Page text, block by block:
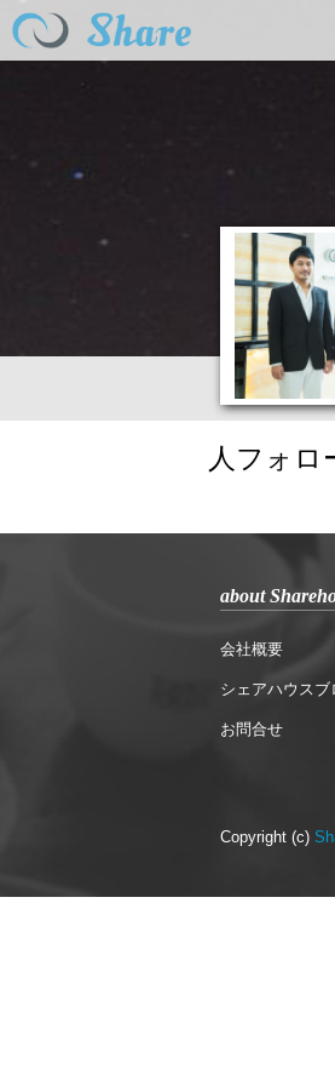
人フォロ
about
会社概要
シェアハウスブ
お問合せ
Copyright (c)